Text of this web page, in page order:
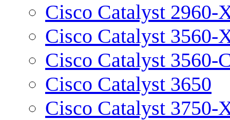
Cisco Catalyst 2960-
Cisco Catalyst 3560-
Cisco Catalyst 3560-
Cisco Catalyst 3650
Cisco Catalyst 3750-